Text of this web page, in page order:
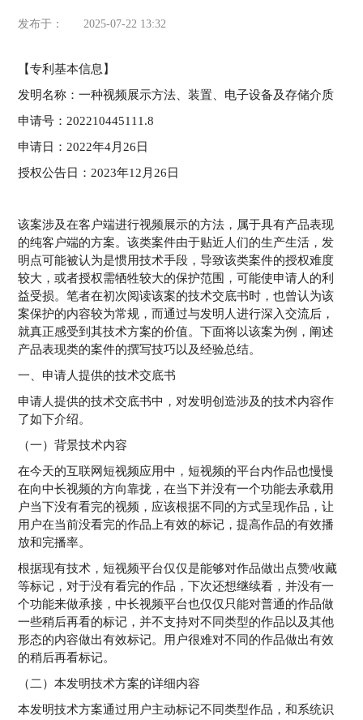
发布于： 2025-07-22 13:32
【专利基本信息】
发明名称：一种视频展示方法、装置、电子设备及存储介质
申请号：202210445111.8
申请日：2022年4月26日
授权公告日：2023年12月26日
该案涉及在客户端进行视频展示的方法，属于具有产品表现
的纯客户端的方案。该类案件由于贴近人们的生产生活，发
明点可能被认为是惯用技术手段，导致该类案件的授权难度
较大，或者授权需牺牲较大的保护范围，可能使申请人的利
益受损。笔者在初次阅读该案的技术交底书时，也曾认为该
案保护的内容较为常规，而通过与发明人进行深入交流后，
就真正感受到其技术方案的价值。下面将以该案为例，阐述
产品表现类的案件的撰写技巧以及经验总结。
一、申请人提供的技术交底书
申请人提供的技术交底书中，对发明创造涉及的技术内容作
了如下介绍。
（一）背景技术内容
在今天的互联网短视频应用中，短视频的平台内作品也慢慢
在向中长视频的方向靠拢，在当下并没有一个功能去承载用
户当下没有看完的视频，应该根据不同的方式呈现作品，让
用户在当前没看完的作品上有效的标记，提高作品的有效播
放和完播率。
根据现有技术，短视频平台仅仅是能够对作品做出点赞/收藏
等标记，对于没有看完的作品，下次还想继续看，并没有一
个功能来做承接，中长视频平台也仅仅只能对普通的作品做
一些稍后再看的标记，并不支持对不同类型的作品以及其他
形态的内容做出有效标记。用户很难对不同的作品做出有效
的稍后再看标记。
（二）本发明技术方案的详细内容
本发明技术方案通过用户主动标记不同类型作品，和系统识